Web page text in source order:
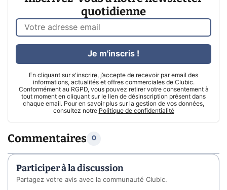
quotidienne
En cliquant sur s'inscrire, j’accepte de recevoir par email des
informations, actualités et offres commerciales de Clubic.
Conformément au RGPD, vous pouvez retirer votre consentement à
tout moment en cliquant sur le lien de désinscription présent dans
chaque email. Pour en savoir plus sur la gestion de vos données,
consultez notre Politique de confidentialité
Je m'inscris !
Commentaires 0
Participer à la discussion
Partagez votre avis avec la communauté Clubic.